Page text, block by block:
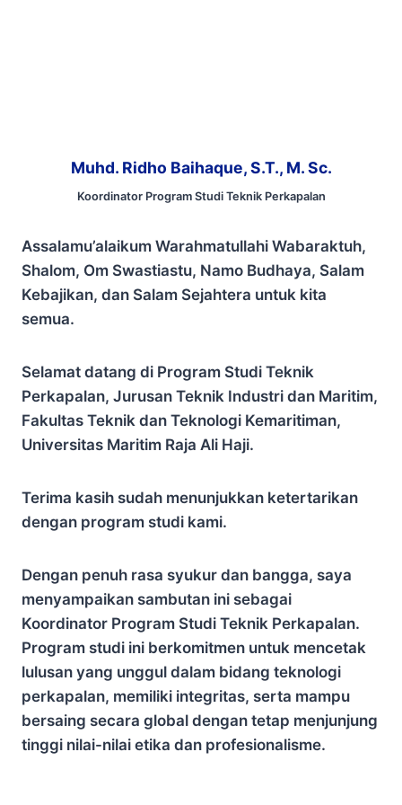
Muhd. Ridho Baihaque, S.T., M. Sc.
Koordinator Program Studi Teknik Perkapalan
Assalamu’alaikum Warahmatullahi Wabaraktuh,
Shalom, Om Swastiastu, Namo Budhaya, Salam
Kebajikan, dan Salam Sejahtera untuk kita
semua.
Selamat datang di Program Studi Teknik
Perkapalan, Jurusan Teknik Industri dan Maritim,
Fakultas Teknik dan Teknologi Kemaritiman,
Universitas Maritim Raja Ali Haji.
Terima kasih sudah menunjukkan ketertarikan
dengan program studi kami.
Dengan penuh rasa syukur dan bangga, saya
menyampaikan sambutan ini sebagai
Koordinator Program Studi Teknik Perkapalan.
Program studi ini berkomitmen untuk mencetak
lulusan yang unggul dalam bidang teknologi
perkapalan, memiliki integritas, serta mampu
bersaing secara global dengan tetap menjunjung
tinggi nilai-nilai etika dan profesionalisme.